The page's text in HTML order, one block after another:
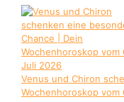
Venus und Chiron
Wochenhoroskop vom